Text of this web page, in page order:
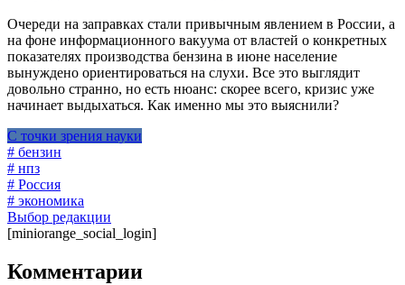
Очереди на заправках стали привычным явлением в России, а
на фоне информационного вакуума от властей о конкретных
показателях производства бензина в июне население
вынуждено ориентироваться на слухи. Все это выглядит
довольно странно, но есть нюанс: скорее всего, кризис уже
начинает выдыхаться. Как именно мы это выяснили?
С точки зрения науки
# бензин
# нпз
# Россия
# экономика
Выбор редакции
[miniorange_social_login]
Комментарии